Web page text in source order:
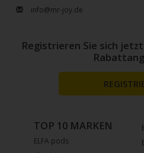
info@mr-joy.de
TOP 10 MARKEN
ELFA pods
Registrieren Sie sich